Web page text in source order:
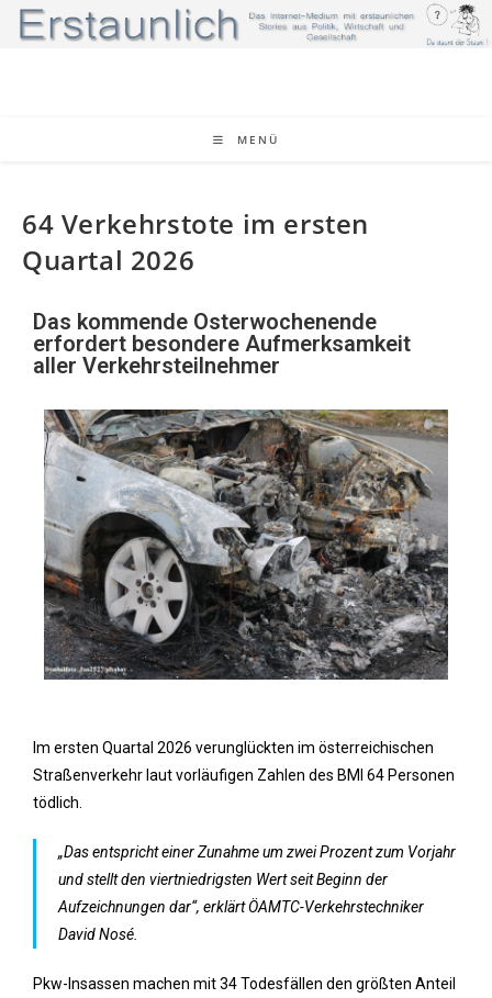
MENÜ
64 Verkehrstote im ersten
Quartal 2026
Das kommende Osterwochenende
erfordert besondere Aufmerksamkeit
aller Verkehrsteilnehmer
Im ersten Quartal 2026 verunglückten im österreichischen
Straßenverkehr laut vorläufigen Zahlen des BMI 64 Personen
tödlich.
„Das entspricht einer Zunahme um zwei Prozent zum Vorjahr
und stellt den viertniedrigsten Wert seit Beginn der
Aufzeichnungen dar“, erklärt ÖAMTC-Verkehrstechniker
David Nosé.
Pkw-Insassen machen mit 34 Todesfällen den größten Anteil